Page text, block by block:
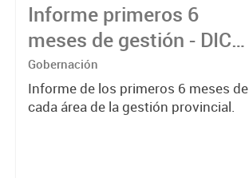
Informe primeros 6
meses de gestión - DIC
23 / JUN 24
Gobernación
Informe de los primeros 6 meses de
cada área de la gestión provincial.